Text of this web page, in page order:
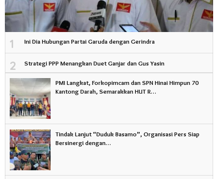
1 Ini Dia Hubungan Partai Garuda dengan Gerindra
2 Strategi PPP Menangkan Duet Ganjar dan Gus Yasin
PMI Langkat, Forkopimcam dan SPN Hinai Himpun 70
Kantong Darah, Semarakkan HUT R…
Tindak Lanjut “Duduk Basamo”, Organisasi Pers Siap
Bersinergi dengan…